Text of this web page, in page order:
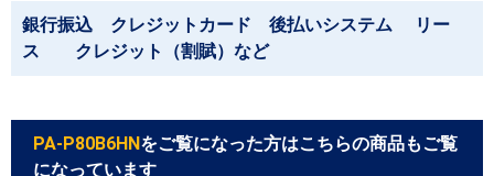
銀行振込 クレジットカード 後払いシステム リー
ス クレジット（割賦）など
PA-P80B6HN をご覧になった方はこちらの商品もご覧
になっています